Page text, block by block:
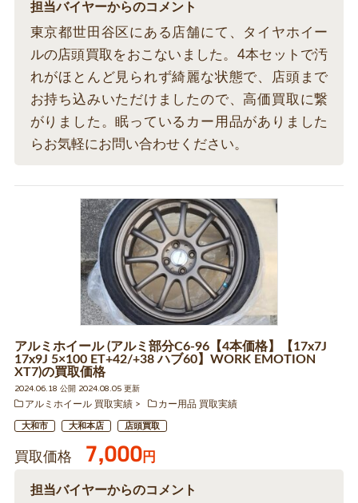
担当バイヤーからのコメント
東京都世田谷区にある店舗にて、タイヤホイー
ルの店頭買取をおこないました。4本セットで汚
れがほとんど見られず綺麗な状態で、店頭まで
お持ち込みいただけましたので、高価買取に繋
がりました。眠っているカー用品がありました
らお気軽にお問い合わせください。
アルミホイール (アルミ部分C6-96【4本価格】【17x7J
17x9J 5×100 ET+42/+38 ハブ60】WORK EMOTION
XT7)の買取価格
2024.06.18 公開 2024.08.05 更新
アルミホイール 買取実績
カー用品 買取実績
大和市 大和本店 店頭買取
買取価格 7,000円
担当バイヤーからのコメント